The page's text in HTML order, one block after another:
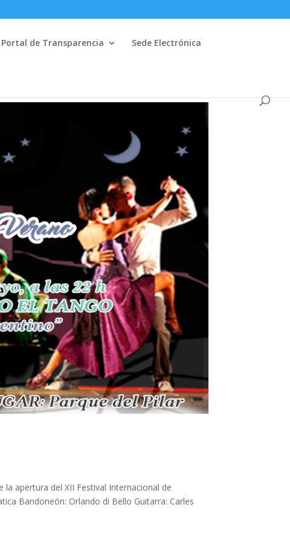
Portal de Transparencia Sede Electrónica
apertura del XII Festival Internacional de
Bandoneón: Orlando di Bello Guitarra: Carles